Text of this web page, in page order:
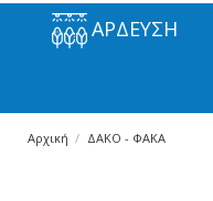
ΑΡΔΕΥΣΗ
Αρχική ΔΑΚΟ - ΦΑΚΑ